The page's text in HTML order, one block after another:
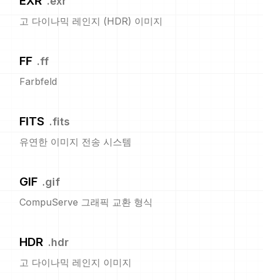
고 다이나믹 레인지 (HDR) 이미지
FF .ff
Farbfeld
FITS .fits
유연한 이미지 전송 시스템
GIF .gif
CompuServe 그래픽 교환 형식
HDR .hdr
고 다이나믹 레인지 이미지